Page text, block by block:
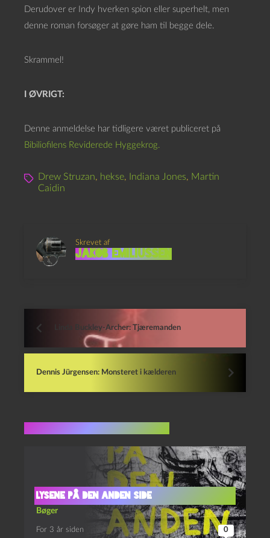
Derudover er Indy hverken spion eller superhelt, men
denne roman forsøger at gøre ham til begge dele.
Skrammel!
I ØVRIGT:
Denne anmeldelse har tidligere været publiceret på
Bibiliofilens Reviderede Hyggekrog.
Drew Struzan, hekse, Indiana Jones, Martin
Caidin
Skrevet af
Jakob Emiliussen
Linda Buckley-Archer: Tjæremanden
Dennis Jürgensen: Monsteret i kælderen
Lysene på den anden side
Bøger
For 3 år siden 0